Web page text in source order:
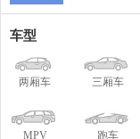
车型
两厢车 三厢车
MPV 跑车